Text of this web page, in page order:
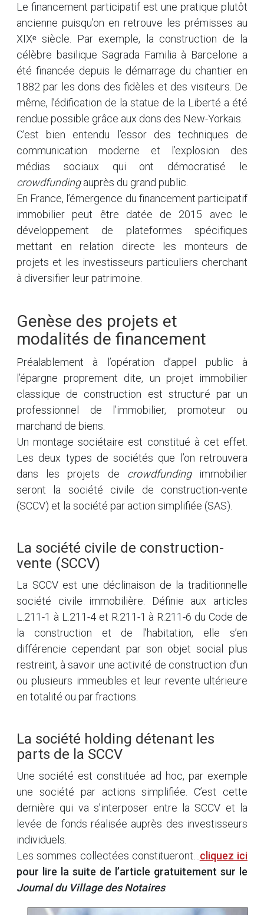
Le financement participatif est une pratique plutôt
ancienne puisqu’on en retrouve les prémisses au
XIXᵉ siècle. Par exemple, la construction de la
célèbre basilique Sagrada Familia à Barcelone a
été financée depuis le démarrage du chantier en
1882 par les dons des fidèles et des visiteurs. De
même, l’édification de la statue de la Liberté a été
rendue possible grâce aux dons des New-Yorkais.
C’est bien entendu l’essor des techniques de
communication moderne et l’explosion des
médias sociaux qui ont démocratisé le
crowdfundingauprès du grand public.
En France, l’émergence du financement participatif
immobilier peut être datée de 2015 avec le
développement de plateformes spécifiques
mettant en relation directe les monteurs de
projets et les investisseurs particuliers cherchant
à diversifier leur patrimoine.
Genèse des projets et
modalités de financement
Préalablement à l’opération d’appel public à
l’épargne proprement dite, un projet immobilier
classique de construction est structuré par un
professionnel de l’immobilier, promoteur ou
marchand de biens.
Un montage sociétaire est constitué à cet effet.
Les deux types de sociétés que l’on retrouvera
dans les projets de crowdfundingimmobilier
seront la société civile de construction-vente
(SCCV) et la société par action simplifiée (SAS).
La société civile de construction-
vente (SCCV)
La SCCV est une déclinaison de la traditionnelle
société civile immobilière. Définie aux articles
L.211-1 à L.211-4 et R.211-1 à R.211-6 du Code de
la construction et de l’habitation, elle s’en
différencie cependant par son objet social plus
restreint, à savoir une activité de construction d’un
ou plusieurs immeubles et leur revente ultérieure
en totalité ou par fractions.
La société holding détenant les
parts de la SCCV
Une société est constituée ad hoc, par exemple
une société par actions simplifiée. C’est cette
dernière qui va s’interposer entre la SCCV et la
levée de fonds réalisée auprès des investisseurs
individuels.
Les sommes collectées constitueront… cliquez ici
pour lire la suite de l’article gratuitement sur le
Journal du Village des Notaires.